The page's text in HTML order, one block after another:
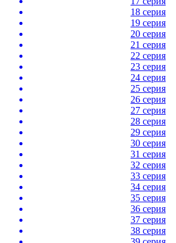
18 серия
19 серия
20 серия
21 серия
22 серия
23 серия
24 серия
25 серия
26 серия
27 серия
28 серия
29 серия
30 серия
31 серия
32 серия
33 серия
34 серия
35 серия
36 серия
37 серия
38 серия